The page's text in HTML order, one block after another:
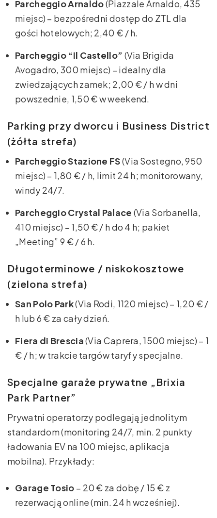
Parcheggio Arnaldo(Piazzale Arnaldo, 435
miejsc) – bezpośredni dostęp do ZTL dla
gości hotelowych; 2,40 € / h.
Parcheggio “Il Castello” (Via Brigida
Avogadro, 300 miejsc) – idealny dla
zwiedzających zamek; 2,00 € / h w dni
powszednie, 1,50 € w weekend.
Parking przy dworcu i Business District
(żółta strefa)
Parcheggio Stazione FS(Via Sostegno, 950
miejsc) – 1,80 € / h, limit 24 h; monitorowany,
windy 24/7.
Parcheggio Crystal Palace (Via Sorbanella,
410 miejsc) – 1,50 € / h do 4 h; pakiet
„Meeting” 9 € / 6 h.
Długoterminowe / niskokosztowe
(zielona strefa)
San Polo Park(Via Rodi, 1120 miejsc) – 1,20 € /
h lub 6 € za cały dzień.
Fiera di Brescia(Via Caprera, 1500 miejsc) – 1
€ / h; w trakcie targów taryfy specjalne.
Specjalne garaże prywatne „Brixia
Park Partner”
Prywatni operatorzy podlegają jednolitym
standardom (monitoring 24/7, min. 2 punkty
ładowania EV na 100 miejsc, aplikacja
mobilna). Przykłady:
Garage Tosio – 20 € za dobę / 15 € z
rezerwacją online (min. 24 h wcześniej).